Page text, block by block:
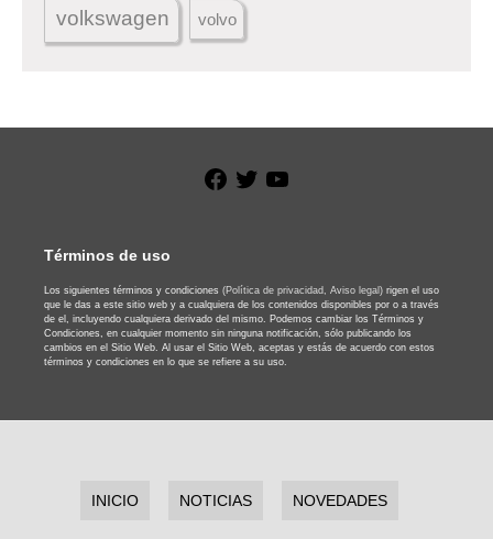
volkswagen volvo
Facebook
Twitter
Términos de uso
Los siguientes términos y condiciones (Política de privacidad, Aviso legal) rigen el uso
que le das a este sitio web y a cualquiera de los contenidos disponibles por o a través
de el, incluyendo cualquiera derivado del mismo. Podemos cambiar los Términos y
Condiciones, en cualquier momento sin ninguna notificación, sólo publicando los
cambios en el Sitio Web. Al usar el Sitio Web, aceptas y estás de acuerdo con estos
términos y condiciones en lo que se refiere a su uso.
INICIO NOTICIAS NOVEDADES